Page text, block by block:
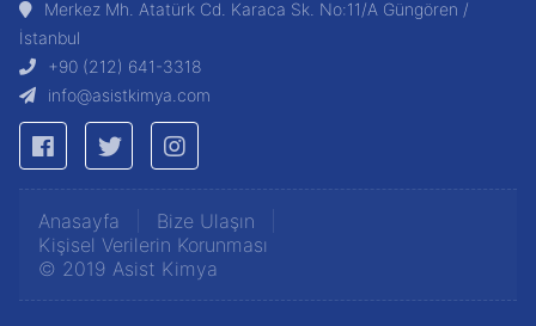
Merkez Mh. Atatürk Cd. Karaca Sk. No:11/A Güngören /
İstanbul
+90 (212) 641-3318
info@asistkimya.com
Anasayfa
Bize Ulaşın
Kişisel Verilerin Korunması
© 2019 Asist Kimya